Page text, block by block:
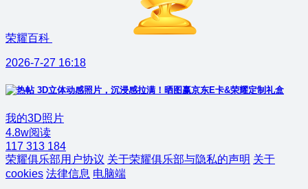
荣耀百科
2026-7-27 16:18
3D立体动感照片，沉浸感拉满！晒图赢京东E卡&荣耀定制礼盒
我的3D照片
4.8w阅读
117 313 184
荣耀俱乐部用户协议 关于荣耀俱乐部与隐私的声明 关于
cookies 法律信息 电脑端